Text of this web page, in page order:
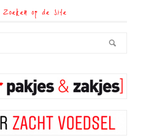
Zoeken op de site